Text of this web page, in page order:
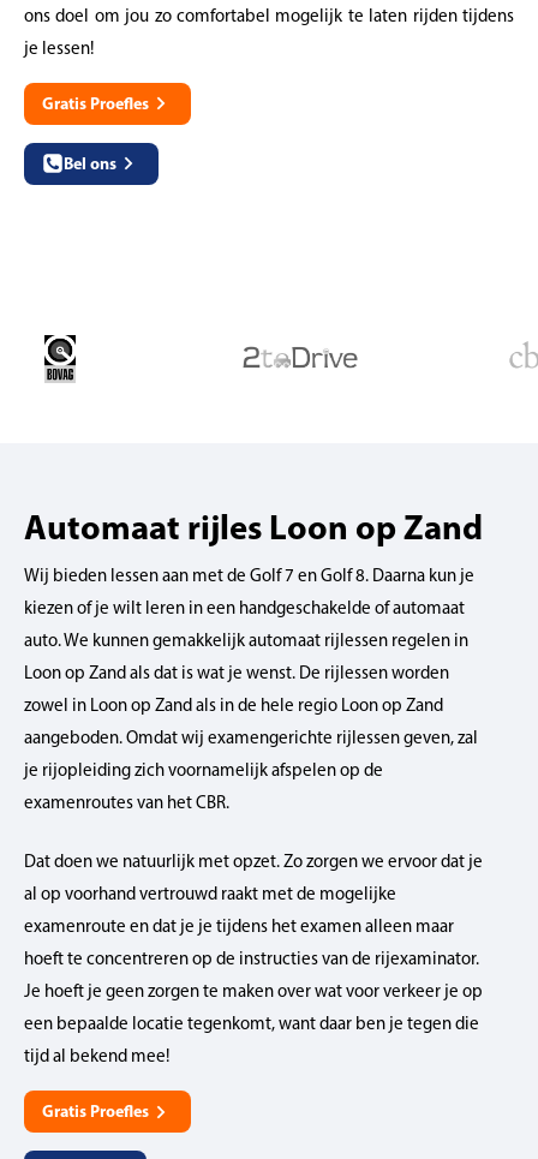
ons doel om jou zo comfortabel mogelijk te laten rijden tijdens
je lessen!
Gratis Proefles
Bel ons
Automaat rijles Loon op Zand
Wij bieden lessen aan met de Golf 7 en Golf 8. Daarna kun je
kiezen of je wilt leren in een handgeschakelde of automaat
auto. We kunnen gemakkelijk automaat rijlessen regelen in
Loon op Zand als dat is wat je wenst. De rijlessen worden
zowel in Loon op Zand als in de hele regio Loon op Zand
aangeboden. Omdat wij examengerichte rijlessen geven, zal
je rijopleiding zich voornamelijk afspelen op de
examenroutes van het CBR.
Dat doen we natuurlijk met opzet. Zo zorgen we ervoor dat je
al op voorhand vertrouwd raakt met de mogelijke
examenroute en dat je je tijdens het examen alleen maar
hoeft te concentreren op de instructies van de rijexaminator.
Je hoeft je geen zorgen te maken over wat voor verkeer je op
een bepaalde locatie tegenkomt, want daar ben je tegen die
tijd al bekend mee!
Gratis Proefles